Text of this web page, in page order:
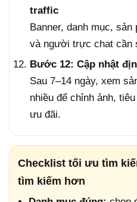
traffic
Banner, danh mục,
và người trực chat cần
Bước 12: Cập nhật
Sau 7–14 ngày, xem
nhiều để chỉnh ảnh,
ưu đãi.
Checklist tối ưu tìm
tìm kiếm hơn